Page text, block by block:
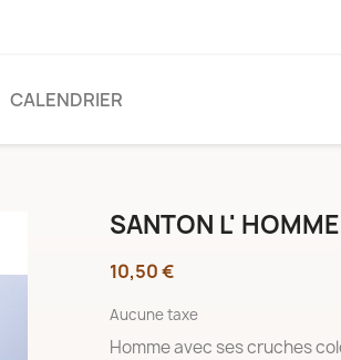
CALENDRIER
SANTON L'
10,50 €
Aucune taxe
Homme avec ses cruches